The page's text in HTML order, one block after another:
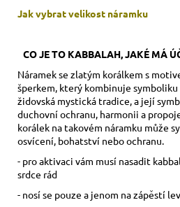
Jak vybrat velikost náramku
CO JE TO KABBALAH, JAKÉ MÁ
Náramek se zlatým korálkem s
šperkem, který kombinuje symboliku
židovská mystická tradice, a její
duchovní ochranu, harmonii a
korálek na takovém náramku může
osvícení, bohatství nebo ochranu.
- pro aktivaci vám musí nasadit
srdce rád
- nosí se pouze a jenom na zápěstí